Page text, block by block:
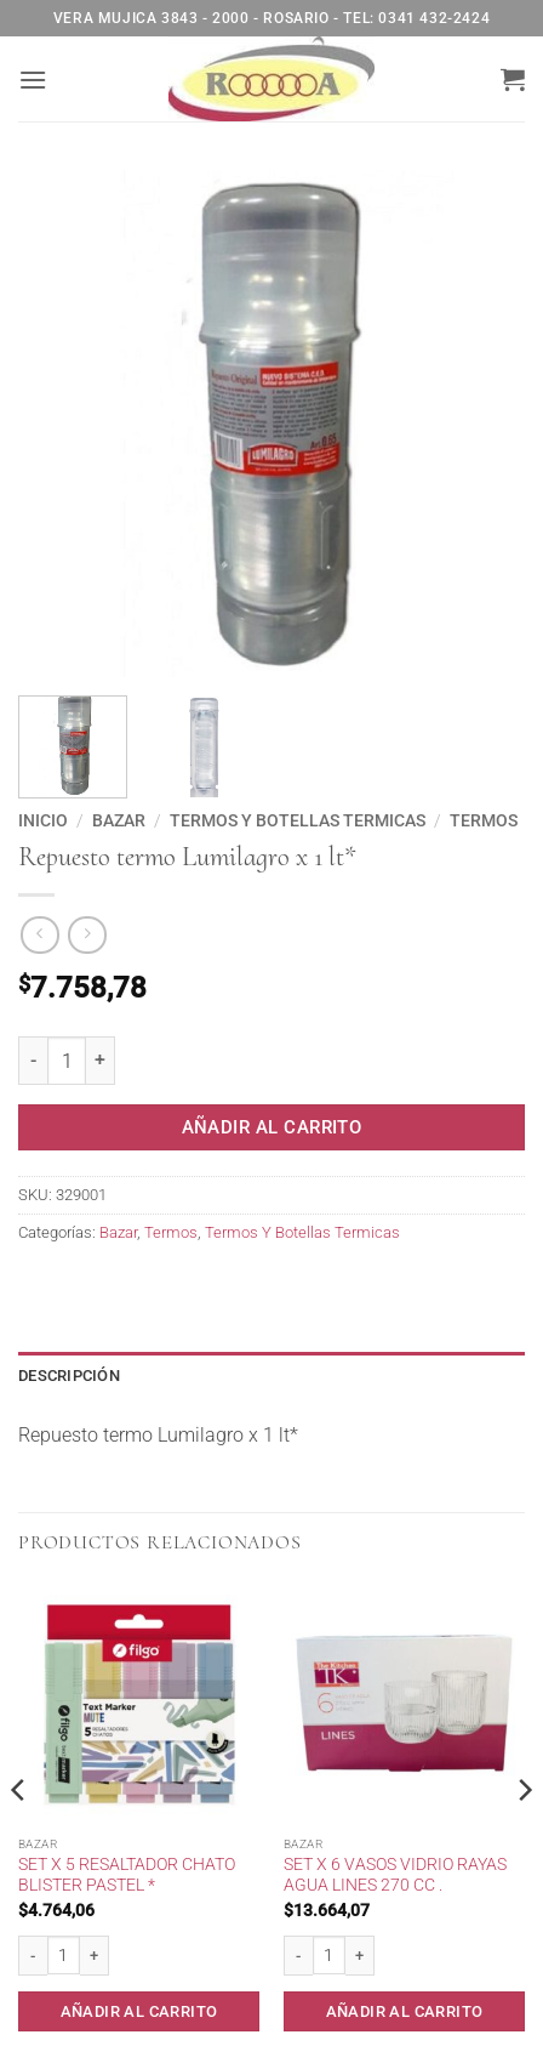
al
contenido
VERA MUJICA 3843 - 2000 - ROSARIO - TEL: 0341 432-2424
INICIO / BAZAR / TERMOS Y BOTELLAS TERMICAS / TERMOS
Repuesto termo Lumilagro x 1 lt*
$7.758,78
AÑADIR AL CARRITO
SKU: 329001
Categorías: Bazar, Termos, Termos Y Botellas Termicas
DESCRIPCIÓN
Repuesto termo Lumilagro x 1 lt*
PRODUCTOS RELACIONADOS
BAZAR
SET X 5 RESALTADOR CHATO
BLISTER PASTEL *
$4.764,06
Set x 5 Resaltador Chato Blister Pastel * cantidad
AÑADIR AL CARRITO
BAZAR
SET X 6 VASOS VIDRIO RAYAS
AGUA LINES 270 CC .
$13.664,07
Set x 6 Vasos Vidrio Rayas Agua Lines
AÑADIR AL CARRITO